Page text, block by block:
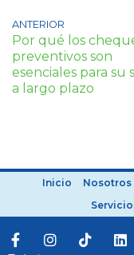
ANTERIOR
Por qué los
preventivos son
esenciales para su
a largo plazo
Inicio Nosotros